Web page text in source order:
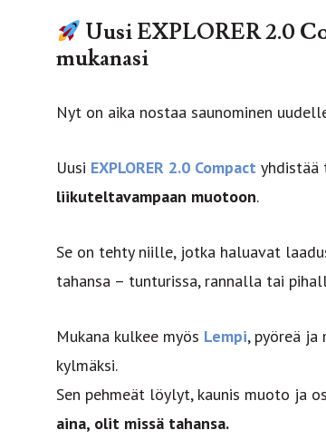
Uusi EXPLORER 2.0
mukanasi
Nyt on aika nostaa saunominen
Uusi EXPLORER 2.0 Compact yhdistää
liikuteltavampaan muotoon.
Se on tehty niille, jotka haluavat
tahansa – tunturissa, rannalla tai
Mukana kulkee myös Lempi, pyöreä ja
kylmäksi.
Sen pehmeät löylyt, kaunis muoto ja
aina, olit missä tahansa.